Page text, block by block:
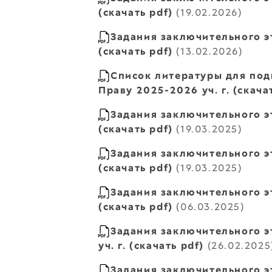
(скачать pdf) (19.02.2026)
Задания заключительного
(скачать pdf) (13.02.2026)
Список литературы для
Праву 2025-2026 уч. г.
Задания заключительного
(скачать pdf) (19.03.2025)
Задания заключительного
(скачать pdf) (19.03.2025)
Задания заключительного
(скачать pdf) (06.03.2025)
Задания заключительного
уч. г. (скачать pdf)